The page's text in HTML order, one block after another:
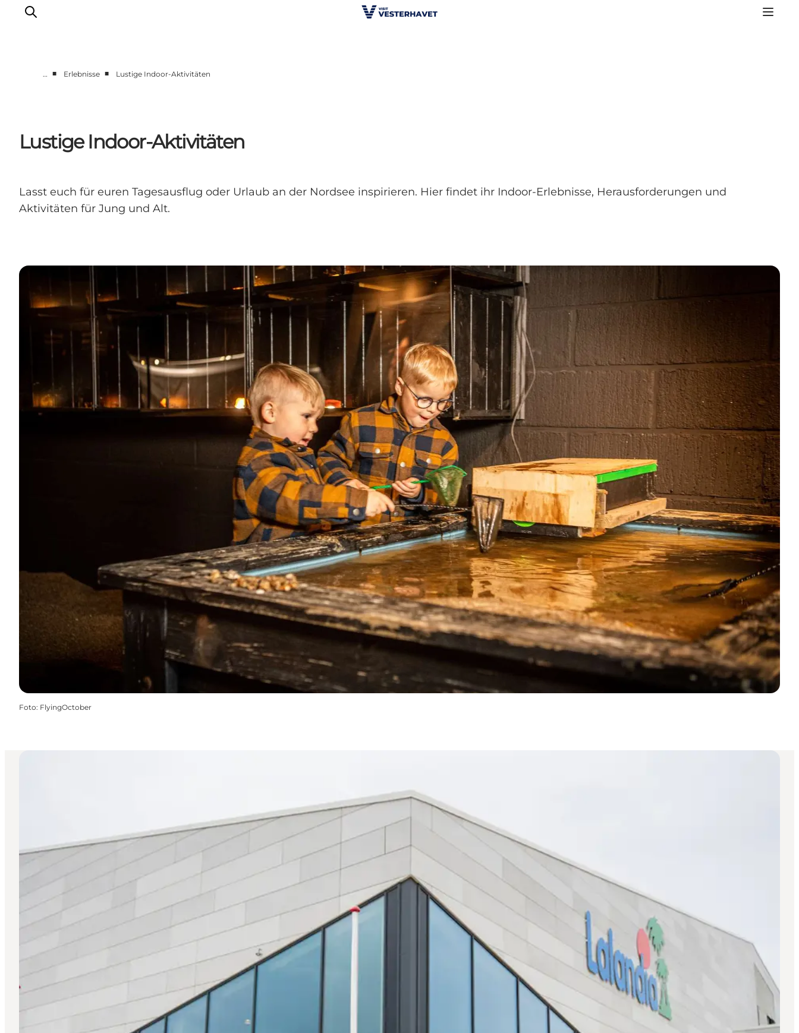
Unsere Städte
Essen & Übernachtung
Plane deine Reise
… ■ Erlebnisse ■ Lustige Indoor-Aktivitäten
Lustige Indoor-Aktivitäten
Lasst euch für euren Tagesausflug oder Urlaub an der Nordsee inspirieren. Hier findet ihr Indoor-Erlebnisse, Herausforderungen und
Aktivitäten für Jung und Alt.
Foto: FlyingOctober